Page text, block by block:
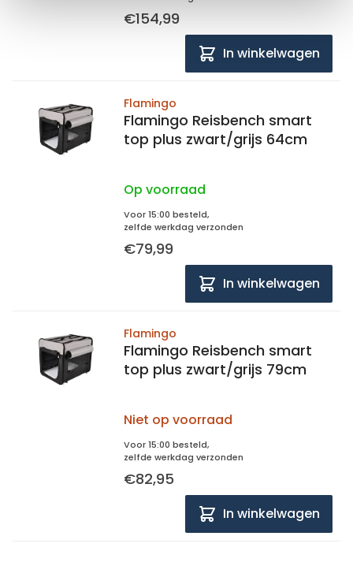
€154,99
In winkelwagen
Flamingo
Flamingo Reisbench smart
top plus zwart/grijs 64cm
Op voorraad
Voor 15:00 besteld,
zelfde werkdag verzonden
€79,99
In winkelwagen
Flamingo
Flamingo Reisbench smart
top plus zwart/grijs 79cm
Niet op voorraad
Voor 15:00 besteld,
zelfde werkdag verzonden
€82,95
In winkelwagen